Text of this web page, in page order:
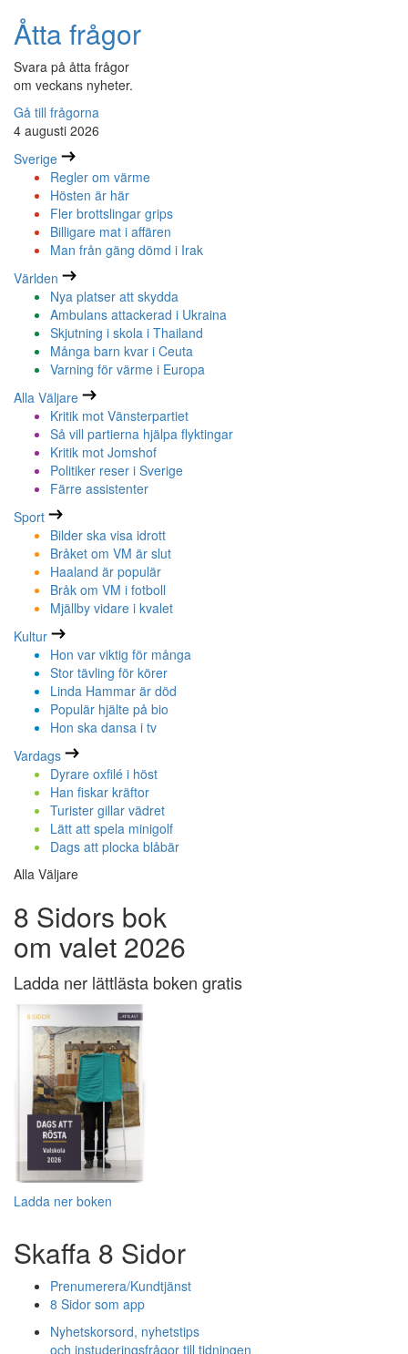
Åtta frågor
Svara på åtta frågor
om veckans nyheter.
Gå till frågorna
4 augusti 2026
Sverige
Regler om värme
Hösten är här
Fler brottslingar grips
Billigare mat i affären
Man från gäng dömd i Irak
Världen
Nya platser att skydda
Ambulans attackerad i Ukraina
Skjutning i skola i Thailand
Många barn kvar i Ceuta
Varning för värme i Europa
Alla Väljare
Kritik mot Vänsterpartiet
Så vill partierna hjälpa flyktingar
Kritik mot Jomshof
Politiker reser i Sverige
Färre assistenter
Sport
Bilder ska visa idrott
Bråket om VM är slut
Haaland är populär
Bråk om VM i fotboll
Mjällby vidare i kvalet
Kultur
Hon var viktig för många
Stor tävling för körer
Linda Hammar är död
Populär hjälte på bio
Hon ska dansa i tv
Vardags
Dyrare oxfilé i höst
Han fiskar kräftor
Turister gillar vädret
Lätt att spela minigolf
Dags att plocka blåbär
Alla Väljare
8 Sidors bok
om valet 2026
Ladda ner lättlästa boken gratis
Ladda ner boken
Skaffa 8 Sidor
Prenumerera/Kundtjänst
8 Sidor som app
Nyhetskorsord, nyhetstips
och instuderingsfrågor till tidningen